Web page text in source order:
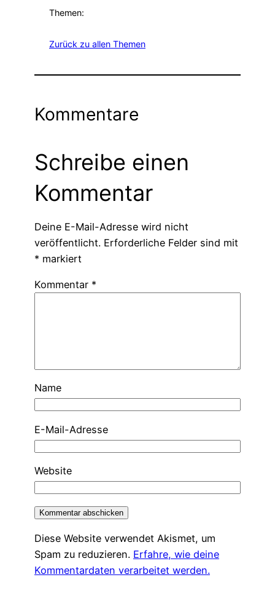
Themen:
Zurück zu allen Themen
Kommentare
Schreibe einen
Kommentar
Deine E-Mail-Adresse wird nicht
veröffentlicht. Erforderliche Felder sind mit
* markiert
Kommentar *
Name
E-Mail-Adresse
Website
Diese Website verwendet Akismet, um
Spam zu reduzieren. Erfahre, wie deine
Kommentardaten verarbeitet werden.